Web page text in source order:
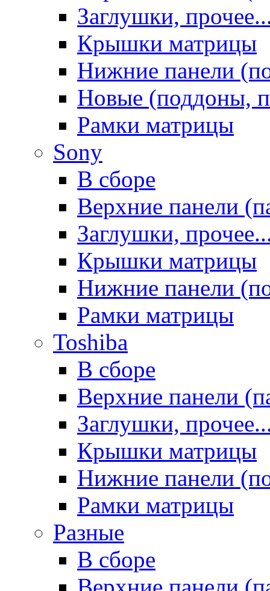
Заглушки,
Крышки матрицы
Нижние панели
Новые (поддоны,
Рамки матрицы
Sony
В сборе
Верхние панели
Заглушки,
Крышки матрицы
Нижние панели
Рамки матрицы
Toshiba
В сборе
Верхние панели
Заглушки,
Крышки матрицы
Нижние панели
Рамки матрицы
Разные
В сборе